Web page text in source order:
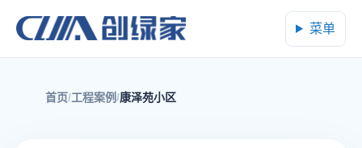
菜单
首页 工程案例 康泽苑小区